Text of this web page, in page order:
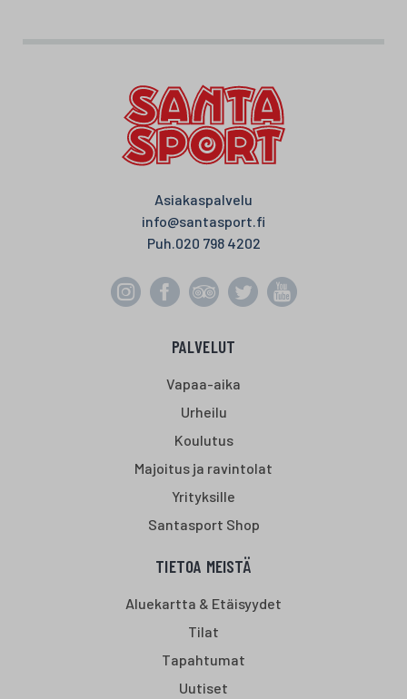
Asiakaspalvelu
info@santasport.fi
Puh. 020 798 4202
PALVELUT
Vapaa-aika
Urheilu
Koulutus
Majoitus ja ravintolat
Yrityksille
Santasport Shop
TIETOA MEISTÄ
Aluekartta & Etäisyydet
Tilat
Tapahtumat
Uutiset